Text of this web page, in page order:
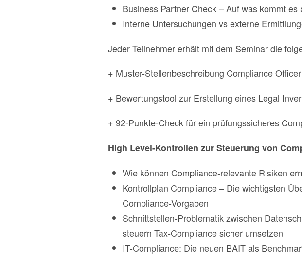
Business Partner Check – Auf was kommt es
Interne Untersuchungen vs externe
Jeder Teilnehmer erhält mit dem Seminar die
+ Muster-Stellenbeschreibung Compliance Officer
+ Bewertungstool zur Erstellung eines Legal
+ 92-Punkte-Check für ein prüfungssicheres
High Level-Kontrollen zur Steuerung von
Wie können Compliance-relevante Risiken
Kontrollplan Compliance – Die wichtigsten
Compliance-Vorgaben
Schnittstellen-Problematik zwischen
steuern Tax-Compliance sicher umsetzen
IT-Compliance: Die neuen BAIT als